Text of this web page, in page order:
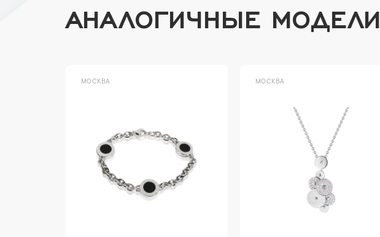
АНАЛОГИЧНЫЕ МОДЕЛИ
МОСКВА МОСКВА